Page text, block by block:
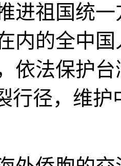
进祖国统
内的全中
依法保护
行径，维